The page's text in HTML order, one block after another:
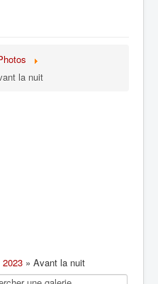
la nuit
» Avant la nuit